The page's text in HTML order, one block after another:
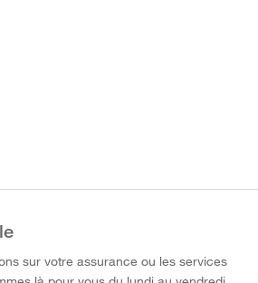
sur votre assurance ou les services